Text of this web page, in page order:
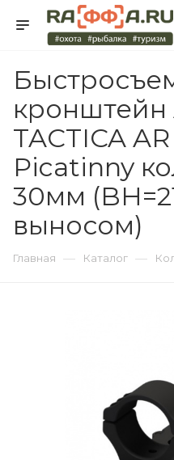
кронштейн
TACTICA
Picatinny
30мм
выносом)
Главная — Каталог —